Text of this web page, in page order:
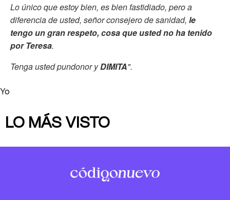
Lo único que estoy bien, es bien fastidiado, pero a
diferencia de usted, señor consejero de sanidad, le
tengo un gran respeto, cosa que usted no ha tenido
por Teresa.
Tenga usted pundonor yDIMITA".
Yo
LO MÁS VISTO